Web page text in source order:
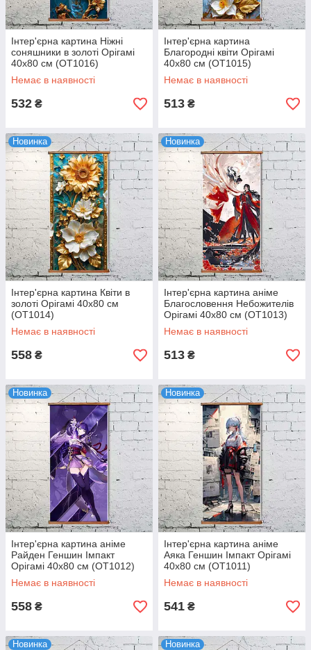
Інтер'єрна картина Ніжні
соняшники в золоті Орігамі
40x80 см (OT1016)
Немає в наявності
532 ₴
Інтер'єрна картина
Благородні квіти Орігамі
40x80 см (OT1015)
Немає в наявності
513 ₴
Новинка
Інтер'єрна картина Квіти в
золоті Орігамі 40x80 см
(OT1014)
Немає в наявності
558 ₴
Новинка
Інтер'єрна картина аніме
Благословення Небожителів
Орігамі 40x80 см (OT1013)
Немає в наявності
513 ₴
Новинка
Інтер'єрна картина аніме
Райден Геншин Імпакт
Орігамі 40x80 см (OT1012)
Немає в наявності
558 ₴
Новинка
Інтер'єрна картина аніме
Аяка Геншин Імпакт Орігамі
40x80 см (OT1011)
Немає в наявності
541 ₴
Новинка Новинка